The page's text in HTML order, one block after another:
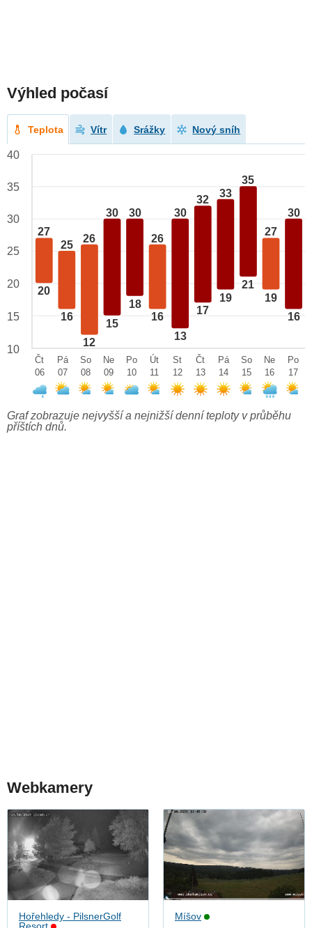
Výhled počasí
Teplota Vítr Srážky Nový sníh
27
20
25
16
26
12
30
15
30
18
26
16
30
13
32
17
33
19
35
21
27
19
30
16
40
35
30
25
20
15
10
Čt
06
Pá
07
So
08
Ne
09
Po
10
Út
11
St
12
Čt
13
Pá
14
So
15
Ne
16
Po
17
Graf zobrazuje nejvyšší a nejnižší denní teploty v průběhu
příštích dnů.
Webkamery
Hořehledy - PilsnerGolf
Míšov